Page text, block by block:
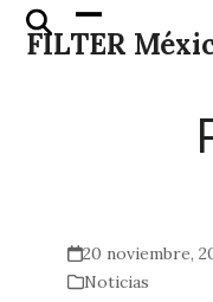
Skip
FILTER
Open
mobile
Close
mobile
20 noviembre,
Noticias